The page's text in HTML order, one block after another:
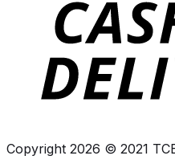
Copyright 2026 © 2021